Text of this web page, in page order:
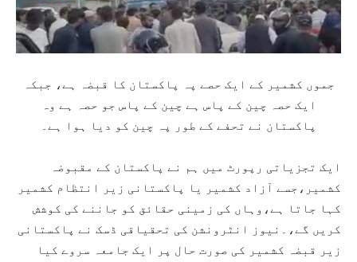
جموں کشمیر کے ایک حصے پہ پاکستان کا قبضہ ہے، جبکہ
ایک حصہ چین کے پاس ہے چین کے پاس جو حصہ ہے وہ
پاکستان نے تحفے کے طور پہ چین کو دیا ہوا ہے۔
ایک تجزیاتی رپورٹ میں ہم نے پاکستان کے مقبوضہ
کشمیر،جسے آزاد کشمیر یا پاکستانی زیر انتظام کشمیر
کہا جاتا ہے،وہاں کی زمینی حقائق کو جاننے کی کوشش
کریں گے،۔نیوز انٹرونشن کی تحقیاقی ڈسک نے پاکستانی
زیر قبضہ کشمیر کی صورت حال پر ایک جامعہ سروے کیا